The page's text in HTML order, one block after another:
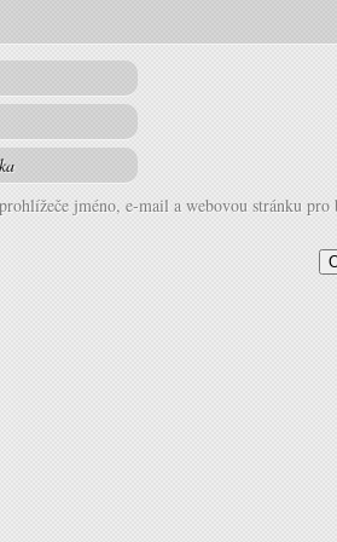
jméno, e-mail a webovou stránku pro